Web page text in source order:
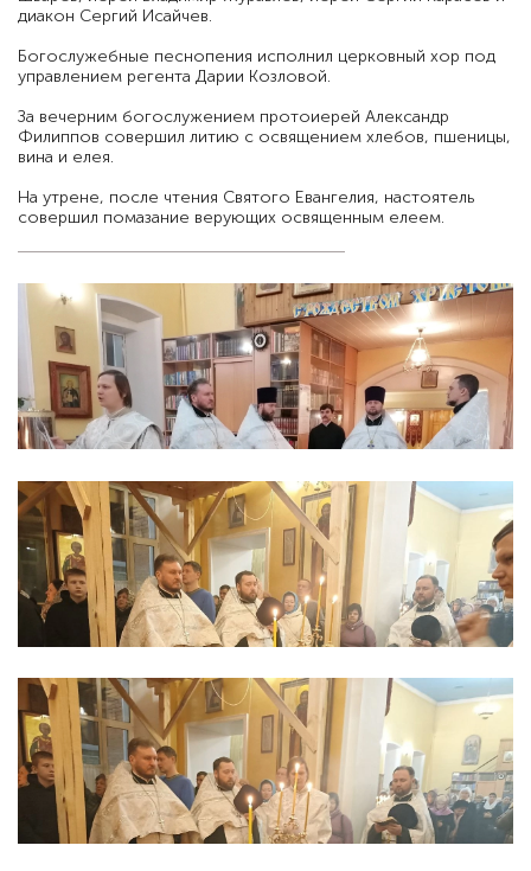
диакон Сергий Исайчев.
Богослужебные песнопения исполнил церковный хор под
управлением регента Дарии Козловой.
За вечерним богослужением протоиерей Александр
Филиппов совершил литию с освящением хлебов, пшеницы,
вина и елея.
На утрене, после чтения Святого Евангелия, настоятель
совершил помазание верующих освященным елеем.